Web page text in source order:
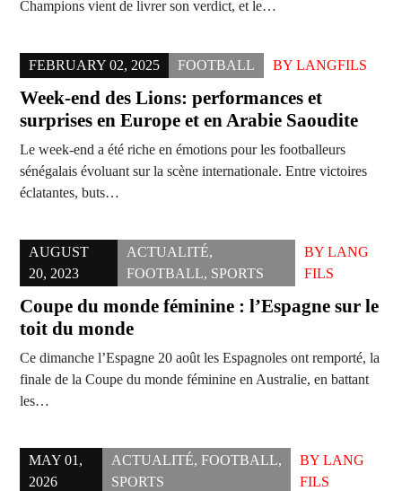
Champions vient de livrer son verdict, et le…
FEBRUARY 02, 2025 FOOTBALL BY LANGFILS
Week-end des Lions: performances et
surprises en Europe et en Arabie Saoudite
Le week-end a été riche en émotions pour les footballeurs
sénégalais évoluant sur la scène internationale. Entre victoires
éclatantes, buts…
AUGUST
20, 2023
ACTUALITÉ,
FOOTBALL, SPORTS
BYLANG
FILS
Coupe du monde féminine : l’Espagne sur le
toit du monde
Ce dimanche l’Espagne 20 août les Espagnoles ont remporté, la
finale de la Coupe du monde féminine en Australie, en battant
les…
MAY 01,
2026
ACTUALITÉ,FOOTBALL,
SPORTS
BYLANG
FILS